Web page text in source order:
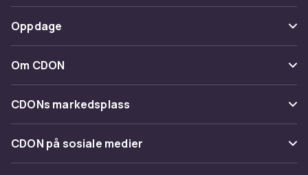
Spor pakke
Angre & returner her
Kontakt oss
Betaling
Levering
Tilbakekallinger
Oppdage
Kategorier
Varemerker
Om CDON
Om oss
Kundeanmeldelser
Jobbe på CDON
CDONs markedsplass
Merchant Help Center
CDON på sosiale medier